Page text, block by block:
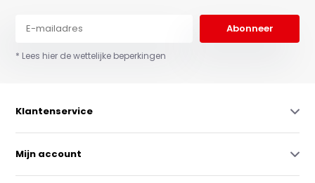
Abonneer
* Lees hier de wettelijke beperkingen
Klantenservice
Mijn account